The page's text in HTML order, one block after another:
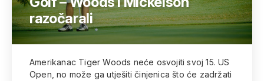
razočarali
Amerikanac Tiger Woods neće osvojiti svoj 15. US
Open, no može ga utješiti činjenica što će zadržati